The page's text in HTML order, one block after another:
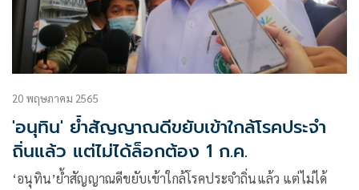
20 พฤษภาคม 2565
'อนุทิน' ย้ำสัญญาณดีขยับเข้าใกล้โรคประจำ
ถิ่นแล้ว​ แต่ไม่ได้ล็อกต้อง​ 1​ ก.ค.
‘อนุทิน’ย้ำสัญญาณดีขยับเข้าใกล้โรคประจำถิ่นแล้ว​ แต่ไม่ได้